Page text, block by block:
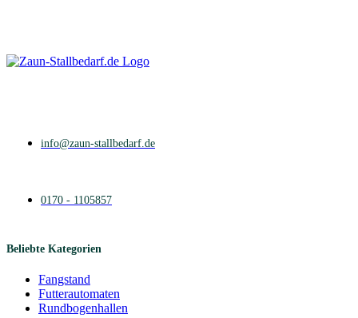
info@zaun-stallbedarf.de
0170 - 1105857
Beliebte Kategorien
Fangstand
Futterautomaten
Rundbogenhallen